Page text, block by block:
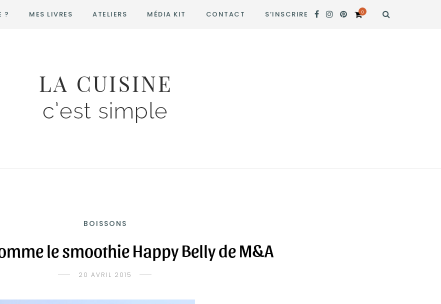
? MES LIVRES ATELIERS MÉDIA KIT CONTACT S’INSCRIRE 0
BOISSONS
le smoothie Happy Belly de M&A
20 AVRIL 2015